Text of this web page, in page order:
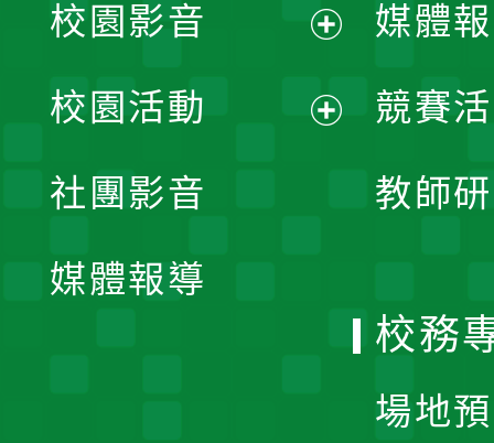
媒體
競賽
教師
校園影音
開
校園活動
社團影音
媒體報導
校務
場地